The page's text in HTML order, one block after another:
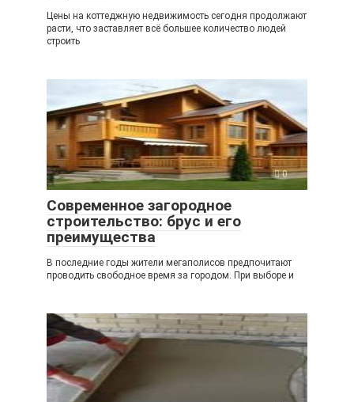
Цены на коттеджную недвижимость сегодня продолжают
расти, что заставляет всё большее количество людей
строить
0
Современное загородное
строительство: брус и его
преимущества
В последние годы жители мегаполисов предпочитают
проводить свободное время за городом. При выборе и